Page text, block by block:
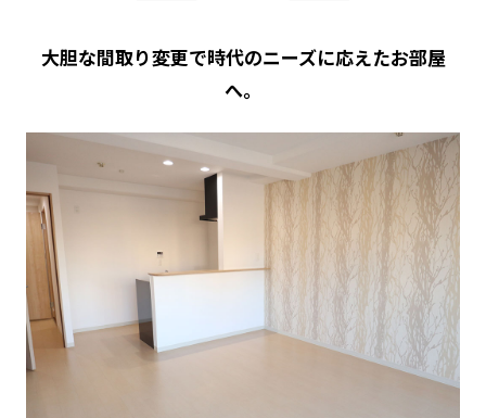
大胆な間取り変更で時代のニーズに応えたお部屋
へ。